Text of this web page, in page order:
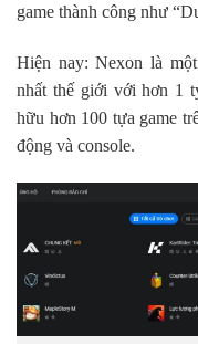
game thành công như
Hiện nay: Nexon là
nhất thế giới với hơn 1
hữu hơn 100 tựa game
động và console.